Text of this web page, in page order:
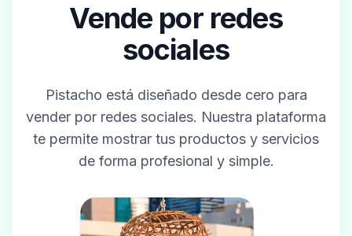
Vende por redes
sociales
Pistacho está diseñado desde cero para
vender por redes sociales. Nuestra plataforma
te permite mostrar tus productos y servicios
de forma profesional y simple.